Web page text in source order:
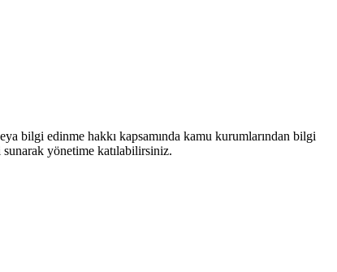
bilgi edinme hakkı kapsamında kamu kurumlarından bilgi
yönetime katılabilirsiniz.